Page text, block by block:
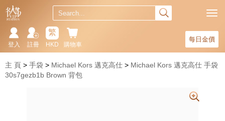
每日金價
購物車
繁
HKD
註冊
登入
主 頁 手袋 Michael Kors 邁克高仕
Michael Kors 邁克高仕 手袋
30s7gezb1b Brown 背包